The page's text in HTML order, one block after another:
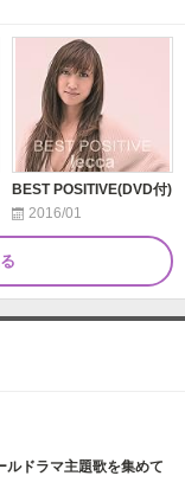
BEST POSITIVE(DVD付)
2016/01
ルドラマ主題歌を集めて